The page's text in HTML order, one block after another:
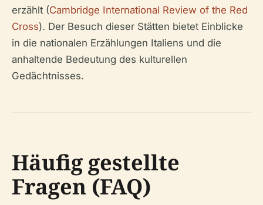
erzählt (Cambridge International Review of the Red
Cross). Der Besuch dieser Stätten bietet Einblicke
in die nationalen Erzählungen Italiens und die
anhaltende Bedeutung des kulturellen
Gedächtnisses.
Häufig gestellte
Fragen (FAQ)